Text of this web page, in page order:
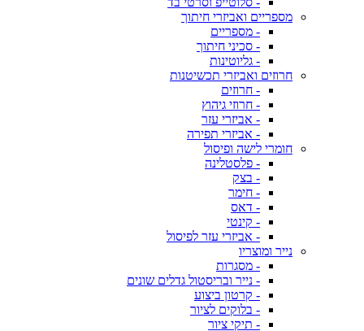
מספריים ואביזרי חיתוך
- מספריים
- סכיני חיתוך
- גליוטינות
חרוזים ואביזרי תכשיטנות
- חרוזים
- חרוזי גיהוץ
- אביזרי עזר
- אביזרי תפירה
חומרי לישה ופיסול
- פלסטלינה
- בצק
- חימר
- דאס
- קינטי
- אביזרי עזר לפיסול
נייר ומוצריו
- מסגרות
- נייר ובריסטול גדלים שונים
- קרטון ביצוע
- בלוקים לציור
- תיקי ציור